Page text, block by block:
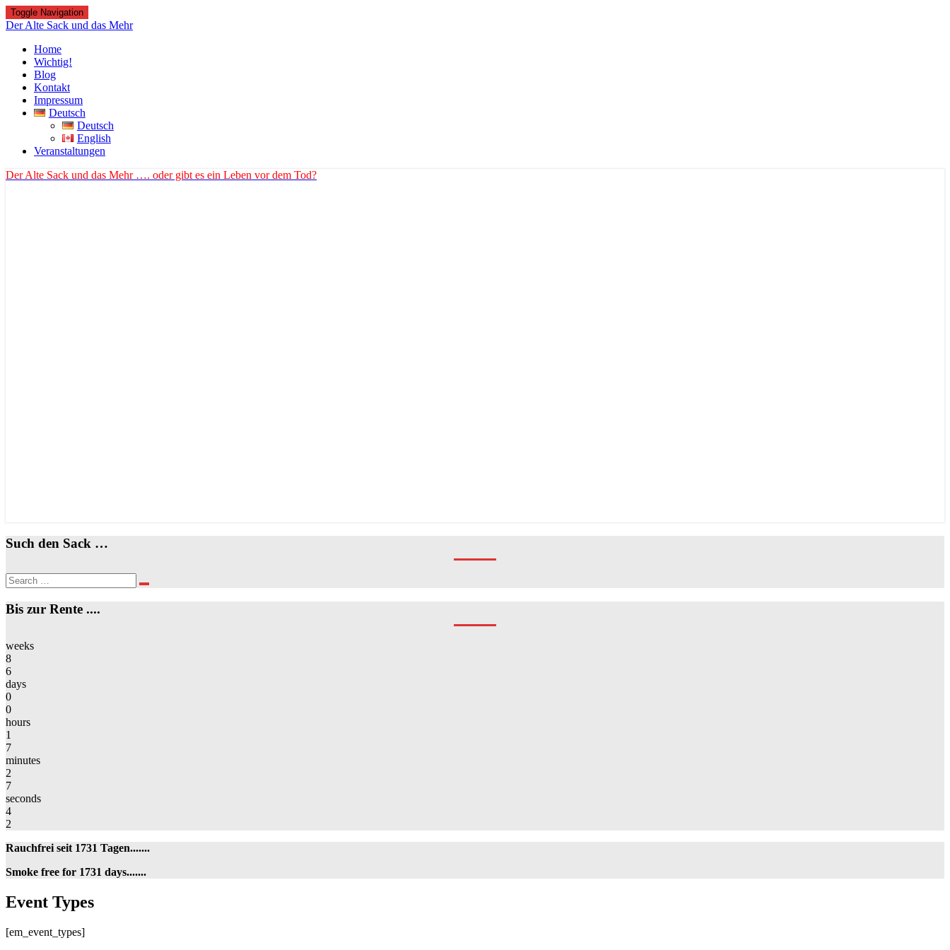
Toggle Navigation
Der Alte Sack und das Mehr
Home
Wichtig!
Blog
Kontakt
Impressum
Deutsch
Deutsch
English
Veranstaltungen
Der Alte Sack und das Mehr …. oder gibt es ein Leben vor dem Tod?
Such den Sack …
Search
for:
Search
Bis zur Rente ....
weeks
8
6
days
0
0
hours
1
7
minutes
2
7
seconds
4
2
Rauchfrei seit 1731 Tagen.......
Smoke free for 1731 days.......
Event
Types
Event Types
[em_event_types]